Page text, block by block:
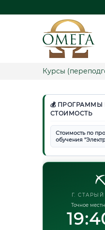
Курсы
💰 ПРОГРАММЫ
СТОИМОСТЬ
Стоимость по
обучения
Г.
Точное